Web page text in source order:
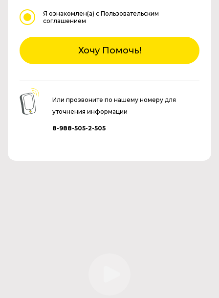
Я ознакомлен(а) с Пользовательским
соглашением
Хочу Помочь!
Или прозвоните по нашему номеру для
уточнения информации
8-988-505-2-505